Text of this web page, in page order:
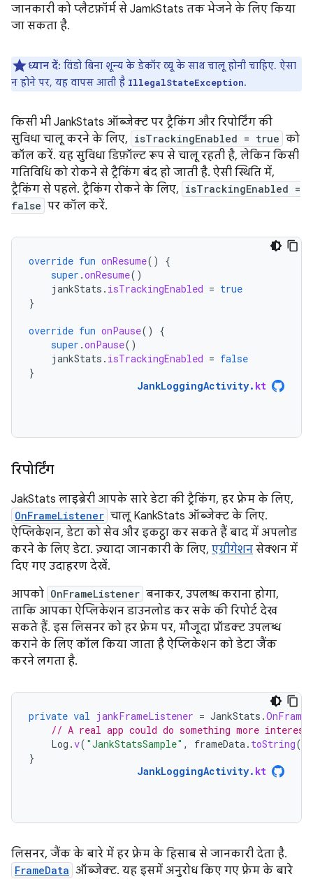
जानकारी को प्लैटफ़ॉर्म से JamkStats तक भेजने के लिए किया
जा सकता है.
ध्यान दें: विंडो बिना शून्य के डेकॉर व्यू के साथ चालू होनी चाहिए. ऐसा
न होने पर, यह वापस आती है IllegalStateException.
किसी भी JankStats ऑब्जेक्ट पर ट्रैकिंग और रिपोर्टिंग की
सुविधा चालू करने के लिए, isTrackingEnabled = true को
कॉल करें. यह सुविधा डिफ़ॉल्ट रूप से चालू रहती है, लेकिन किसी
गतिविधि को रोकने से ट्रैकिंग बंद हो जाती है. ऐसी स्थिति में,
ट्रैकिंग से पहले. ट्रैकिंग रोकने के लिए, isTrackingEnabled =
false पर कॉल करें.
override fun onResume()
{
super .onResume()
jankStats . isTrackingEnabled = true
}
override fun onPause()
{
super .onPause()
jankStats . isTrackingEnabled = false
}
JankLoggingActivity. kt
रिपोर्टिंग
JakStats लाइब्रेरी आपके सारे डेटा की ट्रैकिंग, हर फ़्रेम के लिए,
OnFrameListener चालू KankStats ऑब्जेक्ट के लिए.
ऐप्लिकेशन, डेटा को सेव और इकट्ठा कर सकते हैं बाद में अपलोड
करने के लिए डेटा. ज़्यादा जानकारी के लिए, एग्रीगेशन सेक्शन में
दिए गए उदाहरण देखें.
आपको OnFrameListener बनाकर, उपलब्ध कराना होगा,
ताकि आपका ऐप्लिकेशन डाउनलोड कर सके की रिपोर्ट देख
सकते हैं. इस लिसनर को हर फ़्रेम पर, मौजूदा प्रॉडक्ट उपलब्ध
कराने के लिए कॉल किया जाता है ऐप्लिकेशन को डेटा जैंक
करने लगता है.
private val jankFrameListener = JankStats .
// A real app could do something more
Log .v( "JankStatsSample" , frameData. toString
}
JankLoggingActivity. kt
लिसनर, जैंक के बारे में हर फ़्रेम के हिसाब से जानकारी देता है.
FrameData ऑब्जेक्ट. यह इसमें अनुरोध किए गए फ़्रेम के बारे